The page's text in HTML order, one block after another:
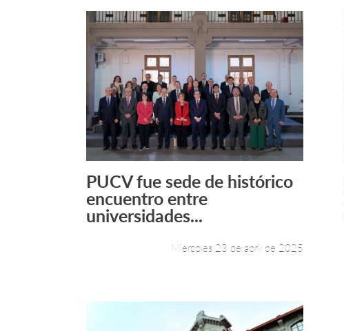
Leer más +
PUCV fue sede de histórico
encuentro entre
universidades...
Miércoles 23 de abril de 2025